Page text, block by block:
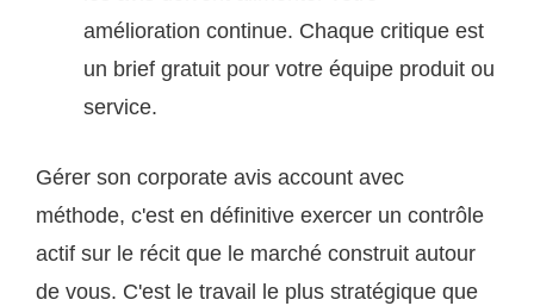
amélioration continue. Chaque critique est
un brief gratuit pour votre équipe produit ou
service.
Gérer son corporate avis account avec
méthode, c'est en définitive exercer un contrôle
actif sur le récit que le marché construit autour
de vous. C'est le travail le plus stratégique que